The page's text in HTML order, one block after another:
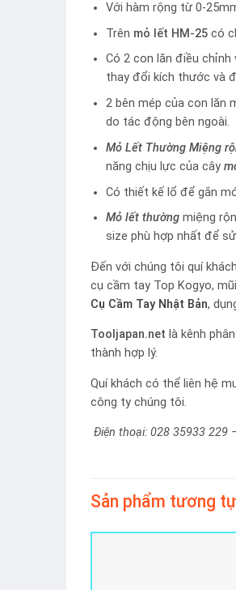
Với hàm rộng từ 0-
Trên mỏ lết HM-25có
Có 2 con lăn điều
thay đổi kích thước và
2 bên mép của con lăn
do tác động bên ngoài.
Mỏ Lết Thường Miệng
năng chịu lực của cây
Có thiết kế lổ để gắn
Mỏ lết thường miệng
size phù hợp nhất để
Đến với chúng tôi quí
cụ cầm tay Top Kogyo,
Cụ Cầm Tay Nhật Bản,
Tooljapan.net là kênh
thành hợp lý.
Quí khách có thể liên hệ
công ty chúng tôi.
Điện thoại: 028 35933 229
Sản phẩm tương tự